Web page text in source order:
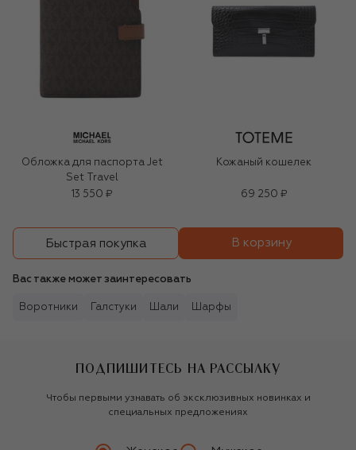
Обложка для паспорта Jet
Set Travel
13 550 ₽
Кожаный кошелек
69 250 ₽
Быстрая покупка В корзину
Вас также может заинтересовать
Воротники Галстуки Шали Шарфы
ПОДПИШИТЕСЬ НА РАССЫЛКУ
Чтобы первыми узнавать об эксклюзивных новинках и
специальных предложениях